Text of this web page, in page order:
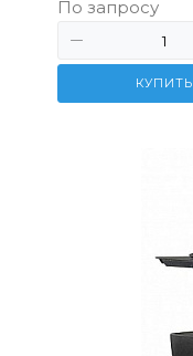
По запросу
КУПИТЬ